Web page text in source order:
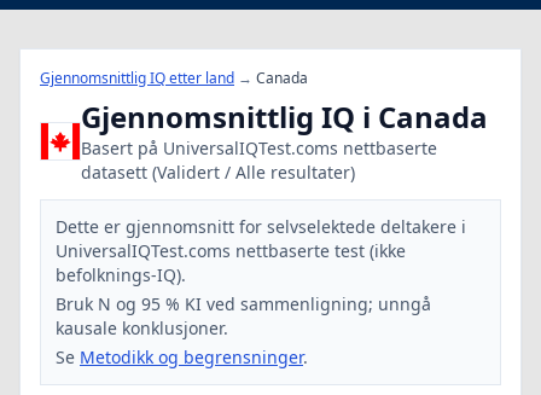
Gjennomsnittlig IQ etter land → Canada
Gjennomsnittlig IQ i Canada
Basert på UniversalIQTest.coms nettbaserte
datasett (Validert / Alle resultater)
Dette er gjennomsnitt for selvselektede deltakere i
UniversalIQTest.coms nettbaserte test (ikke
befolknings-IQ).
Bruk N og 95 % KI ved sammenligning; unngå
kausale konklusjoner.
Se Metodikk og begrensninger.